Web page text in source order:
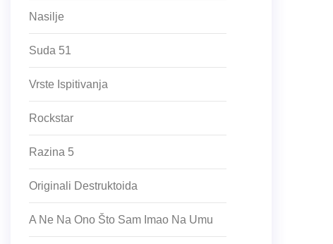
Nasilje
Suda 51
Vrste Ispitivanja
Rockstar
Razina 5
Originali Destruktoida
A Ne Na Ono Što Sam Imao Na Umu